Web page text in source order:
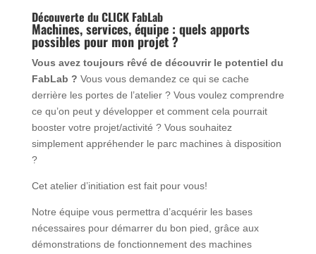
Découverte du CLICK FabLab
Machines, services, équipe : quels apports
possibles pour mon projet ?
Vous avez toujours rêvé de découvrir le potentiel du
FabLab ? Vous vous demandez ce qui se cache
derrière les portes de l’atelier ? Vous voulez comprendre
ce qu’on peut y développer et comment cela pourrait
booster votre projet/activité ? Vous souhaitez
simplement appréhender le parc machines à disposition
?
Cet atelier d’initiation est fait pour vous!
Notre équipe vous permettra d’acquérir les bases
nécessaires pour démarrer du bon pied, grâce aux
démonstrations de fonctionnement des machines